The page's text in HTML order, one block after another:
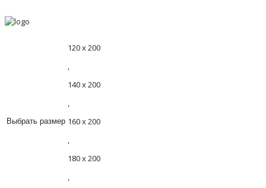
Выбрать размер
120 х 200
,
140 х 200
,
160 х 200
,
180 х 200
,